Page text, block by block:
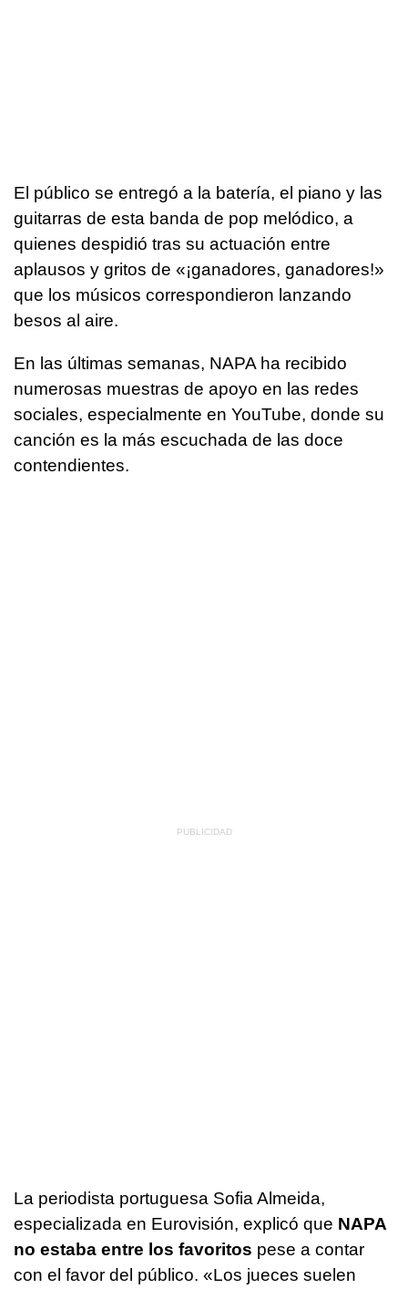
El público se entregó a la batería, el piano y las
guitarras de esta banda de pop melódico, a
quienes despidió tras su actuación entre
aplausos y gritos de «¡ganadores, ganadores!»
que los músicos correspondieron lanzando
besos al aire.
En las últimas semanas, NAPA ha recibido
numerosas muestras de apoyo en las redes
sociales, especialmente en YouTube, donde su
canción es la más escuchada de las doce
contendientes.
La periodista portuguesa Sofia Almeida,
especializada en Eurovisión, explicó que NAPA
no estaba entre los favoritos pese a contar
con el favor del público. «Los jueces suelen